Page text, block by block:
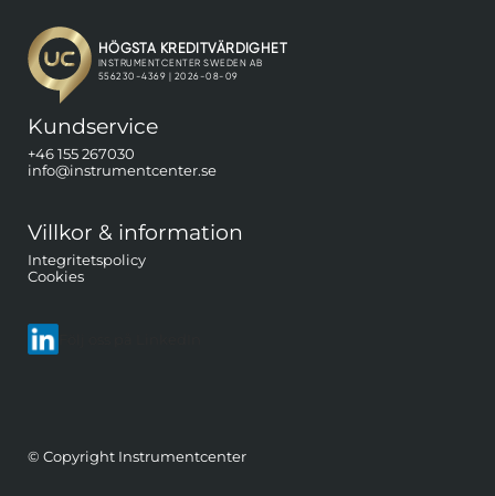
Kundservice
+46 155 267030
info@instrumentcenter.se
Villkor & information
Integritetspolicy
Cookies
© Copyright Instrumentcenter